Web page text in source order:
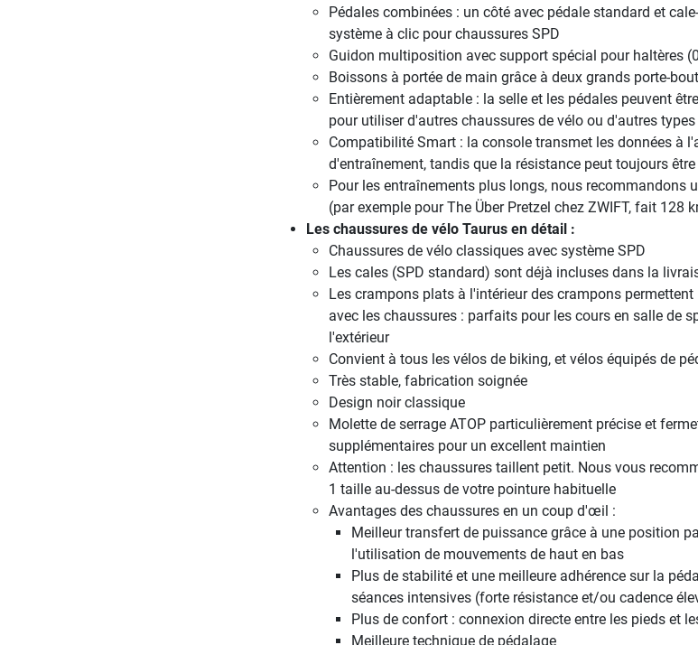
Pédales combinées : un côté avec pédale standard et
système à clic pour chaussures SPD
Guidon multiposition avec support spécial pour haltères
Boissons à portée de main grâce à deux grands porte-
Entièrement adaptable : la selle et les pédales peuvent
pour utiliser d'autres chaussures de vélo ou d'autres
Compatibilité Smart : la console transmet les données à
d'entraînement, tandis que la résistance peut toujours
Pour les entraînements plus longs, nous recommandons
(par exemple pour The Über Pretzel chez ZWIFT, fait 128
Les chaussures de vélo Taurus en détail :
Chaussures de vélo classiques avec système SPD
Les cales (SPD standard) sont déjà incluses dans la
Les crampons plats à l'intérieur des crampons
avec les chaussures : parfaits pour les cours en salle de
l'extérieur
Convient à tous les vélos de biking, et vélos équipés de
Très stable, fabrication soignée
Design noir classique
Molette de serrage ATOP particulièrement précise et
supplémentaires pour un excellent maintien
Attention : les chaussures taillent petit. Nous vous
1 taille au-dessus de votre pointure habituelle
Avantages des chaussures en un coup d'œil :
Meilleur transfert de puissance grâce à une position
l'utilisation de mouvements de haut en bas
Plus de stabilité et une meilleure adhérence sur la
séances intensives (forte résistance et/ou cadence
Plus de confort : connexion directe entre les pieds et
Meilleure technique de pédalage